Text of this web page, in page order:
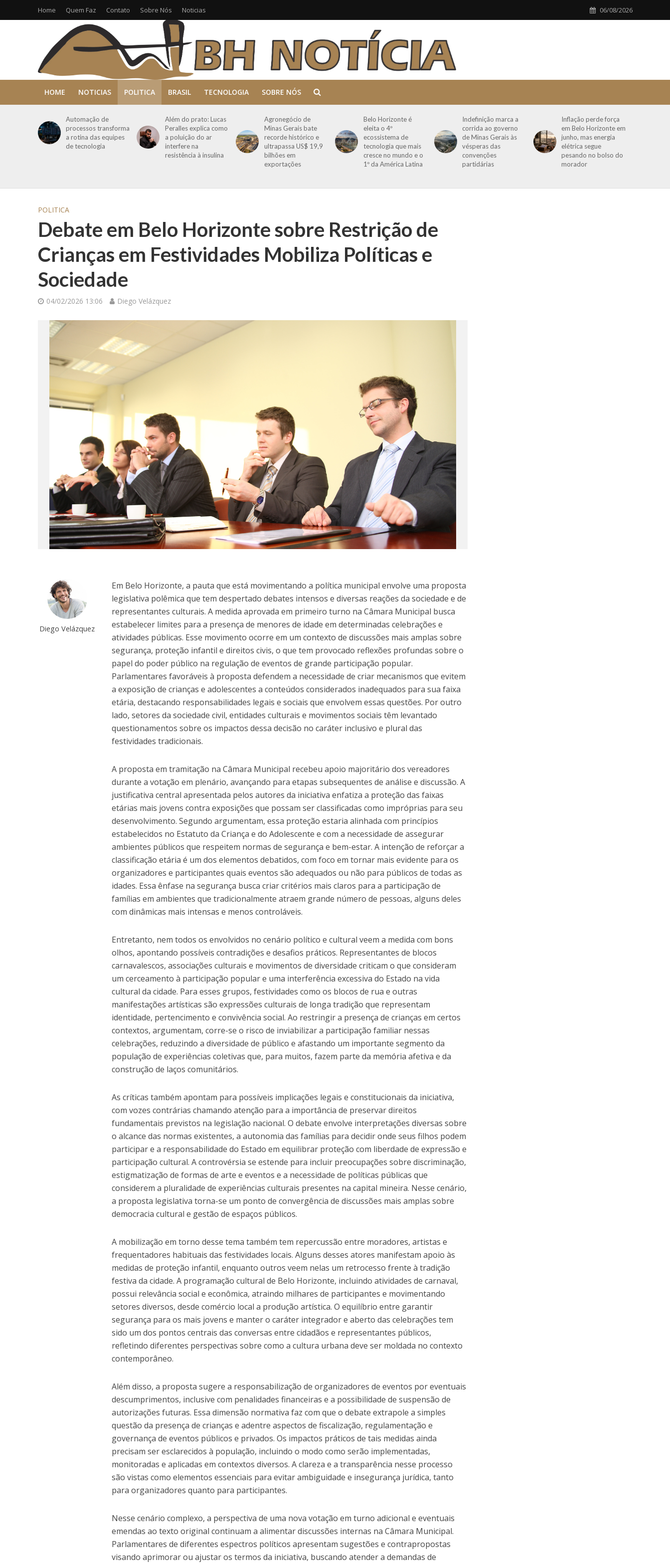
Home Quem Faz Contato Sobre Nós Noticias 06/08/2026
HOME NOTICIAS POLITICA BRASIL TECNOLOGIA SOBRE NÓS
Automação de
processos transforma
a rotina das equipes
de tecnologia
Além do prato: Lucas
Peralles explica como
a poluição do ar
interfere na
resistência à insulina
Agronegócio de
Minas Gerais bate
recorde histórico e
ultrapassa US$ 19,9
bilhões em
exportações
Belo Horizonte é
eleita o 4º
ecossistema de
tecnologia que mais
cresce no mundo e o
1º da América Latina
Indefinição marca a
corrida ao governo
de Minas Gerais às
vésperas das
convenções
partidárias
Inflação perde força
em Belo Horizonte em
junho, mas energia
elétrica segue
pesando no bolso do
morador
POLITICA
Debate em Belo Horizonte sobre Restrição de
Crianças em Festividades Mobiliza Políticas e
Sociedade
04/02/2026 13:06 Diego Velázquez
Diego Velázquez
Em Belo Horizonte, a pauta que está movimentando a política municipal envolve uma proposta
legislativa polêmica que tem despertado debates intensos e diversas reações da sociedade e de
representantes culturais. A medida aprovada em primeiro turno na Câmara Municipal busca
estabelecer limites para a presença de menores de idade em determinadas celebrações e
atividades públicas. Esse movimento ocorre em um contexto de discussões mais amplas sobre
segurança, proteção infantil e direitos civis, o que tem provocado reflexões profundas sobre o
papel do poder público na regulação de eventos de grande participação popular.
Parlamentares favoráveis à proposta defendem a necessidade de criar mecanismos que evitem
a exposição de crianças e adolescentes a conteúdos considerados inadequados para sua faixa
etária, destacando responsabilidades legais e sociais que envolvem essas questões. Por outro
lado, setores da sociedade civil, entidades culturais e movimentos sociais têm levantado
questionamentos sobre os impactos dessa decisão no caráter inclusivo e plural das
festividades tradicionais.
A proposta em tramitação na Câmara Municipal recebeu apoio majoritário dos vereadores
durante a votação em plenário, avançando para etapas subsequentes de análise e discussão. A
justificativa central apresentada pelos autores da iniciativa enfatiza a proteção das faixas
etárias mais jovens contra exposições que possam ser classificadas como impróprias para seu
desenvolvimento. Segundo argumentam, essa proteção estaria alinhada com princípios
estabelecidos no Estatuto da Criança e do Adolescente e com a necessidade de assegurar
ambientes públicos que respeitem normas de segurança e bem-estar. A intenção de reforçar a
classificação etária é um dos elementos debatidos, com foco em tornar mais evidente para os
organizadores e participantes quais eventos são adequados ou não para públicos de todas as
idades. Essa ênfase na segurança busca criar critérios mais claros para a participação de
famílias em ambientes que tradicionalmente atraem grande número de pessoas, alguns deles
com dinâmicas mais intensas e menos controláveis.
Entretanto, nem todos os envolvidos no cenário político e cultural veem a medida com bons
olhos, apontando possíveis contradições e desafios práticos. Representantes de blocos
carnavalescos, associações culturais e movimentos de diversidade criticam o que consideram
um cerceamento à participação popular e uma interferência excessiva do Estado na vida
cultural da cidade. Para esses grupos, festividades como os blocos de rua e outras
manifestações artísticas são expressões culturais de longa tradição que representam
identidade, pertencimento e convivência social. Ao restringir a presença de crianças em certos
contextos, argumentam, corre-se o risco de inviabilizar a participação familiar nessas
celebrações, reduzindo a diversidade de público e afastando um importante segmento da
população de experiências coletivas que, para muitos, fazem parte da memória afetiva e da
construção de laços comunitários.
As críticas também apontam para possíveis implicações legais e constitucionais da iniciativa,
com vozes contrárias chamando atenção para a importância de preservar direitos
fundamentais previstos na legislação nacional. O debate envolve interpretações diversas sobre
o alcance das normas existentes, a autonomia das famílias para decidir onde seus filhos podem
participar e a responsabilidade do Estado em equilibrar proteção com liberdade de expressão e
participação cultural. A controvérsia se estende para incluir preocupações sobre discriminação,
estigmatização de formas de arte e eventos e a necessidade de políticas públicas que
considerem a pluralidade de experiências culturais presentes na capital mineira. Nesse cenário,
a proposta legislativa torna-se um ponto de convergência de discussões mais amplas sobre
democracia cultural e gestão de espaços públicos.
A mobilização em torno desse tema também tem repercussão entre moradores, artistas e
frequentadores habituais das festividades locais. Alguns desses atores manifestam apoio às
medidas de proteção infantil, enquanto outros veem nelas um retrocesso frente à tradição
festiva da cidade. A programação cultural de Belo Horizonte, incluindo atividades de carnaval,
possui relevância social e econômica, atraindo milhares de participantes e movimentando
setores diversos, desde comércio local a produção artística. O equilíbrio entre garantir
segurança para os mais jovens e manter o caráter integrador e aberto das celebrações tem
sido um dos pontos centrais das conversas entre cidadãos e representantes públicos,
refletindo diferentes perspectivas sobre como a cultura urbana deve ser moldada no contexto
contemporâneo.
Além disso, a proposta sugere a responsabilização de organizadores de eventos por eventuais
descumprimentos, inclusive com penalidades financeiras e a possibilidade de suspensão de
autorizações futuras. Essa dimensão normativa faz com que o debate extrapole a simples
questão da presença de crianças e adentre aspectos de fiscalização, regulamentação e
governança de eventos públicos e privados. Os impactos práticos de tais medidas ainda
precisam ser esclarecidos à população, incluindo o modo como serão implementadas,
monitoradas e aplicadas em contextos diversos. A clareza e a transparência nesse processo
são vistas como elementos essenciais para evitar ambiguidade e insegurança jurídica, tanto
para organizadores quanto para participantes.
Nesse cenário complexo, a perspectiva de uma nova votação em turno adicional e eventuais
emendas ao texto original continuam a alimentar discussões internas na Câmara Municipal.
Parlamentares de diferentes espectros políticos apresentam sugestões e contrapropostas
visando aprimorar ou ajustar os termos da iniciativa, buscando atender a demandas de